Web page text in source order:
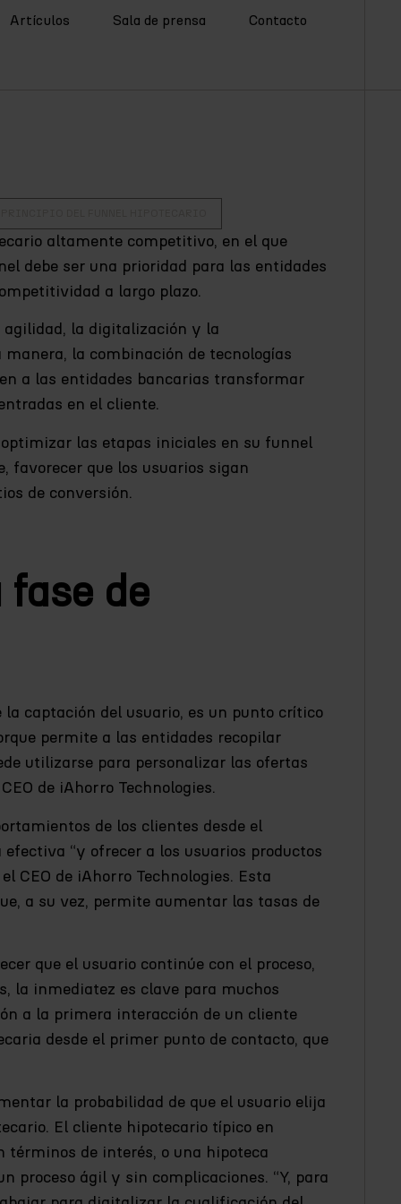
Artículos Sala de prensa Contacto
altamente competitivo, en el que
debe ser una prioridad para las entidades
a largo plazo.
agilidad, la digitalización y la
la combinación de tecnologías
a las entidades bancarias transformar
en el cliente.
las etapas iniciales en su funnel
favorecer que los usuarios sigan
de conversión.
fase de
captación del usuario, es un punto crítico
permite a las entidades recopilar
utilizarse para personalizar las ofertas
de iAhorro Technologies.
de los clientes desde el
“y ofrecer a los usuarios productos
CEO de iAhorro Technologies. Esta
a su vez, permite aumentar las tasas de
que el usuario continúe con el proceso,
la inmediatez es clave para muchos
a la primera interacción de un cliente
desde el primer punto de contacto, que
la probabilidad de que el usuario elija
El cliente hipotecario típico en
términos de interés, o una hipoteca
proceso ágil y sin complicaciones. “Y, para